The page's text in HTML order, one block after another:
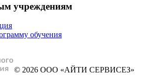
учреждениям
обучения
© 2026 ООО «АЙТИ СЕРВИСЕЗ»